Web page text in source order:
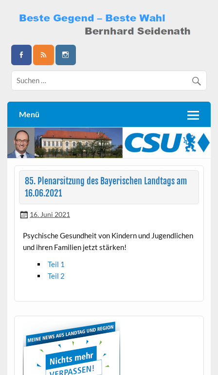
content
Bernhard Seidenath
Menü
85. Plenarsitzung des Bayerischen Landtags am
16.06.2021
16. Juni 2021
Psy­chis­che Gesund­heit von Kindern und Jugendlichen
und ihren Fam­i­lien jet­zt stärken!
Teil 1
Teil 2